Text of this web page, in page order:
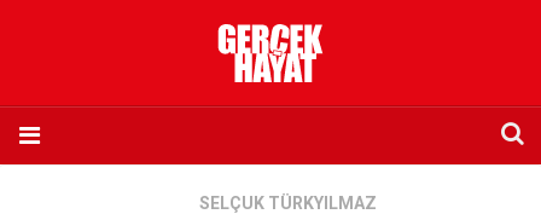
SELÇUK TÜRKYILMAZ